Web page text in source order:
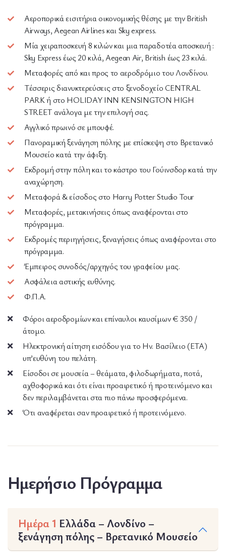
Αεροπορικά εισιτήρια οικονομικής θέσης με την British
Airways, Aegean Airlines και Sky express.
Μία χειραποσκευή 8 κιλών και μια παραδοτέα αποσκευή :
Sky Express έως 20 κιλά, Aegean Air, British έως 23 κιλά.
Μεταφορές από και προς το αεροδρόμιο του Λονδίνου.
Τέσσερις διανυκτερεύσεις στο ξενοδοχείο CENTRAL
PARK ή στο HOLIDAY INN KENSINGTON HIGH
STREET ανάλογα με την επιλογή σας.
Αγγλικό πρωινό σε μπουφέ.
Πανοραμική ξενάγηση πόλης με επίσκεψη στο Βρετανικό
Μουσείο κατά την άφιξη.
Εκδρομή στην πόλη και το κάστρο του Γούινσδορ κατά την
αναχώρηση.
Μεταφορά & είσοδος στο Harry Potter Studio Tour
Μεταφορές, μετακινήσεις όπως αναφέρονται στο
πρόγραμμα.
Εκδρομές περιηγήσεις, ξεναγήσεις όπως αναφέρονται στο
πρόγραμμα.
Έμπειρος συνοδός/αρχηγός του γραφείου μας.
Ασφάλεια αστικής ευθύνης.
Φ.Π.Α.
Φόροι αεροδρομίων και επίναυλοι καυσίμων € 350 /
άτομο.
Ηλεκτρονική αίτηση εισόδου για το Ην. Βασίλειο (ΕΤΑ)
υπ’ευθύνη του πελάτη.
Είσοδοι σε μουσεία – θεάματα, φιλοδωρήματα, ποτά,
αχθοφορικά και ότι είναι προαιρετικό ή προτεινόμενο και
δεν περιλαμβάνεται στα πιο πάνω προσφερόμενα.
Ότι αναφέρεται σαν προαιρετικό ή προτεινόμενο.
Ημερήσιο Πρόγραμμα
Ημέρα 1 Ελλάδα – Λονδίνο –
ξενάγηση πόλης – Βρετανικό Μουσείο